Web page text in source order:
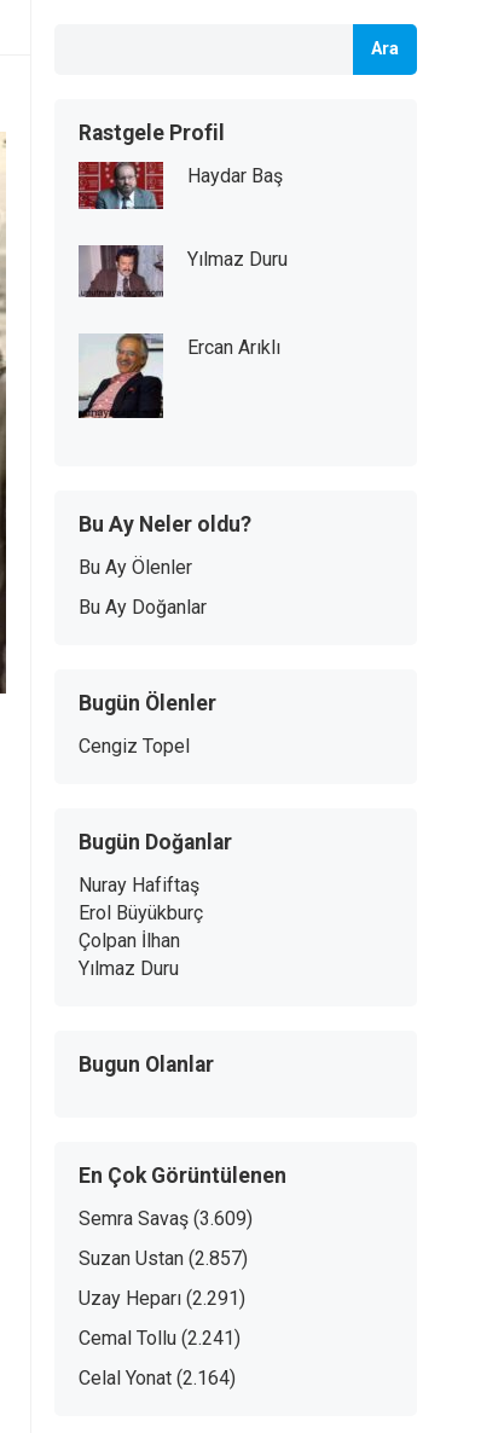
Ara
Rastgele Profil
Haydar Baş
Yılmaz Duru
Ercan Arıklı
Bu Ay Neler oldu?
Bu Ay Ölenler
Bu Ay Doğanlar
Bugün Ölenler
Cengiz Topel
Bugün Doğanlar
Nuray Hafiftaş
Erol Büyükburç
Çolpan İlhan
Yılmaz Duru
Bugun Olanlar
En Çok Görüntülenen
Semra Savaş (3.609)
Suzan Ustan (2.857)
Uzay Heparı (2.291)
Cemal Tollu (2.241)
Celal Yonat (2.164)